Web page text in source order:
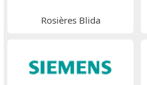
Rosières Blida